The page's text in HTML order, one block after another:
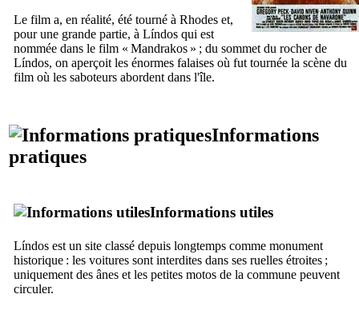
Le film a, en réalité, été tourné à Rhodes et,
pour une grande partie, à Líndos qui est
nommée dans le film « Mandrakos » ; du sommet du rocher de
Líndos, on aperçoit les énormes falaises où fut tournée la scène du
film où les saboteurs abordent dans l'île.
Informations
pratiques
Informations utiles
Líndos est un site classé depuis longtemps comme monument
historique : les voitures sont interdites dans ses ruelles étroites ;
uniquement des ânes et les petites motos de la commune peuvent
circuler.